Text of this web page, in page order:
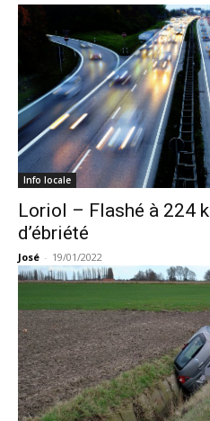
Info locale
Loriol – Flashé à 224
d’ébriété
José - 19/01/2022